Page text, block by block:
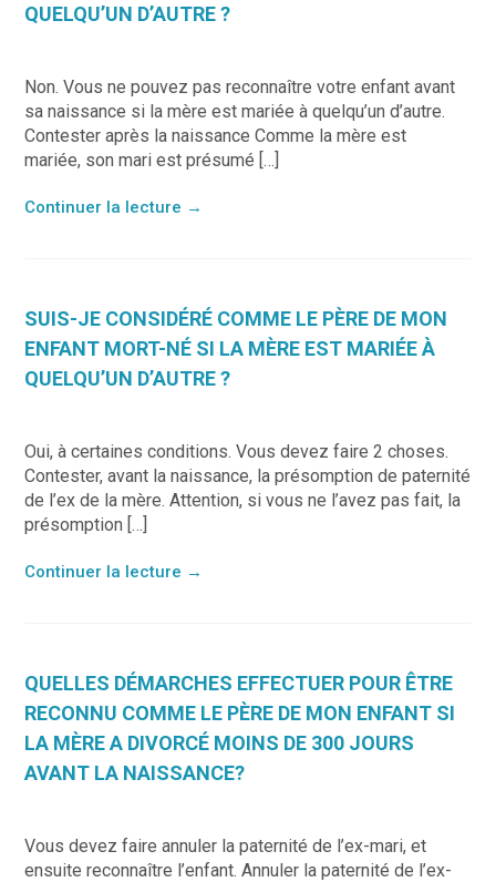
QUELQU’UN D’AUTRE ?
Non. Vous ne pouvez pas reconnaître votre enfant avant
sa naissance si la mère est mariée à quelqu’un d’autre.
Contester après la naissance Comme la mère est
mariée, son mari est présumé […]
Continuer la lecture →
SUIS-JE CONSIDÉRÉ COMME LE PÈRE DE MON
ENFANT MORT-NÉ SI LA MÈRE EST MARIÉE À
QUELQU’UN D’AUTRE ?
Oui, à certaines conditions. Vous devez faire 2 choses.
Contester, avant la naissance, la présomption de paternité
de l’ex de la mère. Attention, si vous ne l’avez pas fait, la
présomption […]
Continuer la lecture →
QUELLES DÉMARCHES EFFECTUER POUR ÊTRE
RECONNU COMME LE PÈRE DE MON ENFANT SI
LA MÈRE A DIVORCÉ MOINS DE 300 JOURS
AVANT LA NAISSANCE?
Vous devez faire annuler la paternité de l’ex-mari, et
ensuite reconnaître l’enfant. Annuler la paternité de l’ex-